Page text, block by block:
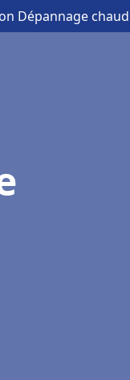
Dépannage